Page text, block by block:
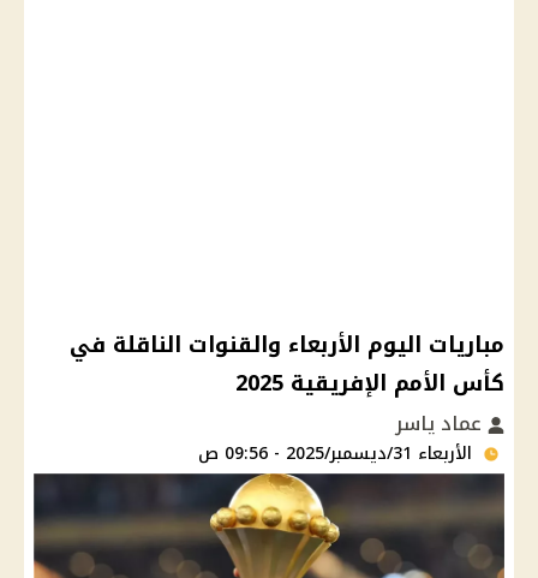
مباريات اليوم الأربعاء والقنوات الناقلة في
كأس الأمم الإفريقية 2025
عماد ياسر
الأربعاء 31/ديسمبر/2025 - 09:56 ص